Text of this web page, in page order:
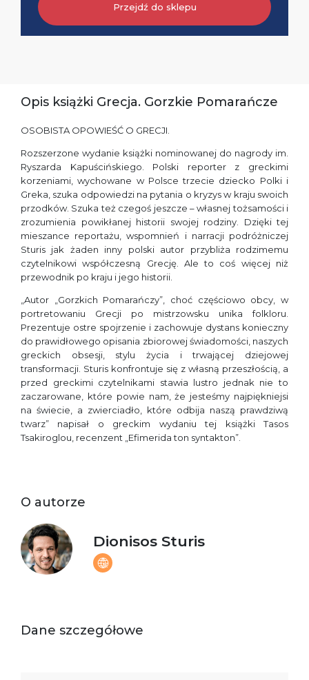
Przejdź do sklepu
Opis książki Grecja. Gorzkie Pomarańcze
OSOBISTA OPOWIEŚĆ O GRECJI.
Rozszerzone wydanie książki nominowanej do nagrody im.
Ryszarda Kapuścińskiego. Polski reporter z greckimi
korzeniami, wychowane w Polsce trzecie dziecko Polki i
Greka, szuka odpowiedzi na pytania o kryzys w kraju swoich
przodków. Szuka też czegoś jeszcze – własnej tożsamości i
zrozumienia powikłanej historii swojej rodziny. Dzięki tej
mieszance reportażu, wspomnień i narracji podróżniczej
Sturis jak żaden inny polski autor przybliża rodzimemu
czytelnikowi współczesną Grecję. Ale to coś więcej niż
przewodnik po kraju i jego historii.
„Autor „Gorzkich Pomarańczy”, choć częściowo obcy, w
portretowaniu Grecji po mistrzowsku unika folkloru.
Prezentuje ostre spojrzenie i zachowuje dystans konieczny
do prawidłowego opisania zbiorowej świadomości, naszych
greckich obsesji, stylu życia i trwającej dziejowej
transformacji. Sturis konfrontuje się z własną przeszłością, a
przed greckimi czytelnikami stawia lustro jednak nie to
zaczarowane, które powie nam, że jesteśmy najpiękniejsi
na świecie, a zwierciadło, które odbija naszą prawdziwą
twarz” napisał o greckim wydaniu tej książki Tasos
Tsakiroglou, recenzent „Efimerida ton syntakton”.
O autorze
Dionisos Sturis
Dane szczegółowe